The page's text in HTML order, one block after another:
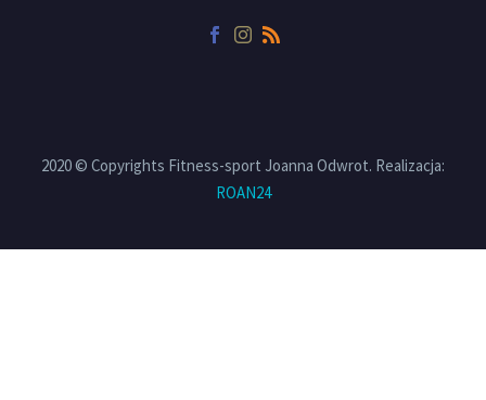
2020 © Copyrights Fitness-sport Joanna Odwrot. Realizacja:
ROAN24